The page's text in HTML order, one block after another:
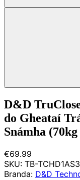
D&D
do Gheataí
Snámha (70kg
€69.99
SKU: TB-
Branda: D&D